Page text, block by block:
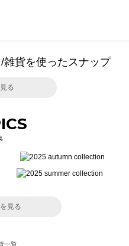
貨を使ったスナップ
る
見る
一覧